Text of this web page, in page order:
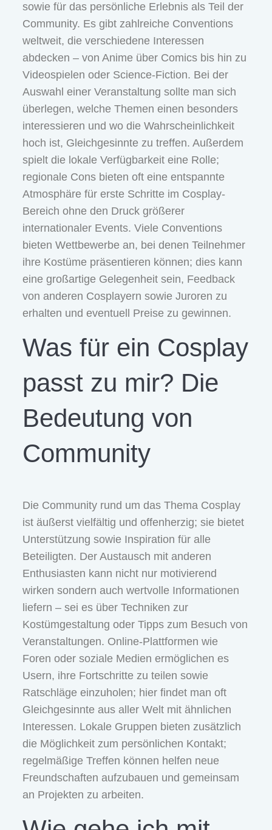
sowie für das persönliche Erlebnis als Teil der
Community. Es gibt zahlreiche Conventions
weltweit, die verschiedene Interessen
abdecken – von Anime über Comics bis hin zu
Videospielen oder Science-Fiction. Bei der
Auswahl einer Veranstaltung sollte man sich
überlegen, welche Themen einen besonders
interessieren und wo die Wahrscheinlichkeit
hoch ist, Gleichgesinnte zu treffen. Außerdem
spielt die lokale Verfügbarkeit eine Rolle;
regionale Cons bieten oft eine entspannte
Atmosphäre für erste Schritte im Cosplay-
Bereich ohne den Druck größerer
internationaler Events. Viele Conventions
bieten Wettbewerbe an, bei denen Teilnehmer
ihre Kostüme präsentieren können; dies kann
eine großartige Gelegenheit sein, Feedback
von anderen Cosplayern sowie Juroren zu
erhalten und eventuell Preise zu gewinnen.
Was für ein Cosplay
passt zu mir? Die
Bedeutung von
Community
Die Community rund um das Thema Cosplay
ist äußerst vielfältig und offenherzig; sie bietet
Unterstützung sowie Inspiration für alle
Beteiligten. Der Austausch mit anderen
Enthusiasten kann nicht nur motivierend
wirken sondern auch wertvolle Informationen
liefern – sei es über Techniken zur
Kostümgestaltung oder Tipps zum Besuch von
Veranstaltungen. Online-Plattformen wie
Foren oder soziale Medien ermöglichen es
Usern, ihre Fortschritte zu teilen sowie
Ratschläge einzuholen; hier findet man oft
Gleichgesinnte aus aller Welt mit ähnlichen
Interessen. Lokale Gruppen bieten zusätzlich
die Möglichkeit zum persönlichen Kontakt;
regelmäßige Treffen können helfen neue
Freundschaften aufzubauen und gemeinsam
an Projekten zu arbeiten.